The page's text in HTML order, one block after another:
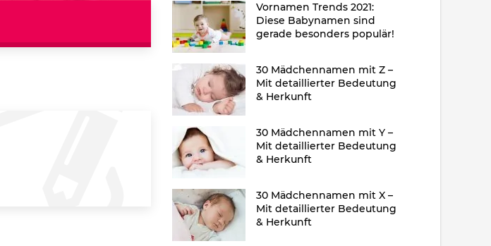
Vornamen Trends 2021:
Diese Babynamen sind
gerade besonders populär!
30 Mädchennamen mit Z –
Mit detaillierter Bedeutung
& Herkunft
30 Mädchennamen mit Y –
Mit detaillierter Bedeutung
& Herkunft
30 Mädchennamen mit X –
Mit detaillierter Bedeutung
& Herkunft